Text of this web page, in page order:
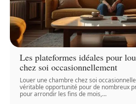
Les plateformes idéales pour
chez soi occasionnellement
Louer une chambre chez soi
véritable opportunité pour de nombreux
pour arrondir les fins de mois,…